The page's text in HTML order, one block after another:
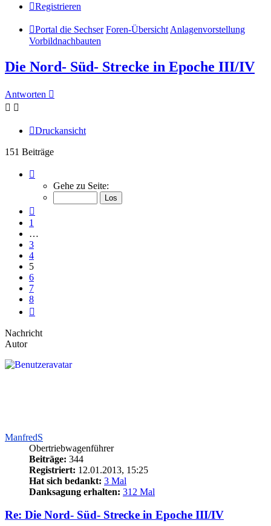
Registrieren
Portal die Sechser Foren-Übersicht Anlagenvorstellung
Vorbildnachbauten
Die Nord- Süd- Strecke in Epoche III/IV
Antworten
Druckansicht
151 Beiträge
von
Gehe zu Seite:
1
…
3
4
5
6
7
8
Nachricht
Autor
ManfredS
Obertriebwagenführer
Beiträge: 344
Registriert: 12.01.2013, 15:25
Hat sich bedankt: 3 Mal
Danksagung erhalten: 312 Mal
Re: Die Nord- Süd- Strecke in Epoche III/IV